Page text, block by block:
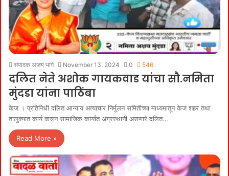
संपादक अजय भांगे November 13, 2024 0 546
दलित नेते अशोक गायकवाड यांचा सौ.नमिता
मुंदडा यांना पाठिंबा
केज । प्रतिनिधी दलित आन्याय अत्याचार निर्मुलन समितीच्या माध्यमातून केज शहर तथा
तालुक्यात कार्य करून सामाजिक कार्यात अग्रस्थानी असणारे दलित…
Read More »